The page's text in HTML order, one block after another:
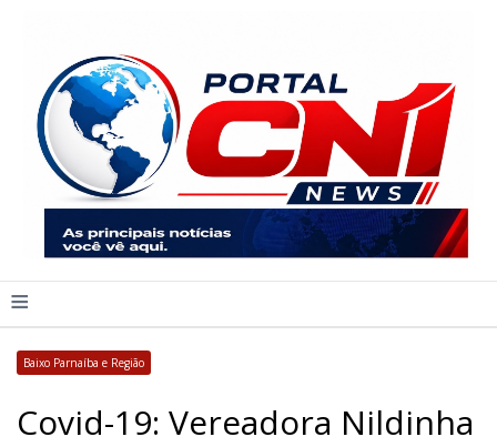
≡
Baixo Parnaíba e Região
Covid-19: Vereadora Nildinha